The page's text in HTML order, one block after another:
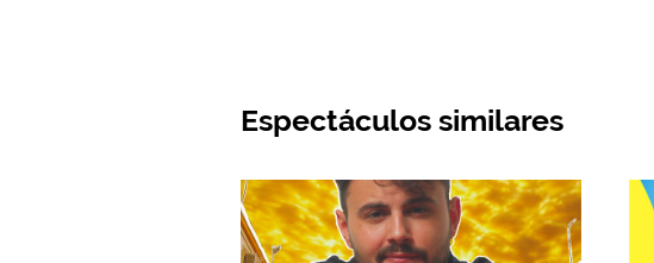
Espectáculos similares